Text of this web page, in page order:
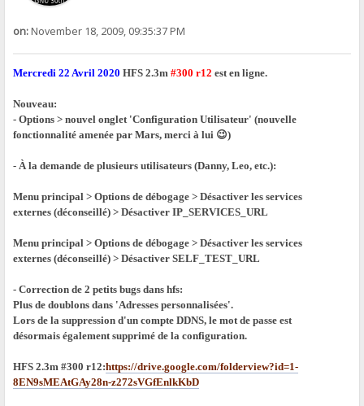
on:November 18, 2009, 09:35:37 PM
Mercredi 22 Avril 2020 HFS 2.3m#300 r12 est en ligne.
Nouveau:
- Options > nouvel onglet 'Configuration Utilisateur' (nouvelle
fonctionnalité amenée par Mars, merci à lui 😉)
- À la demande de plusieurs utilisateurs (Danny, Leo, etc.):
Menu principal > Options de débogage > Désactiver les services
externes (déconseillé) > Désactiver IP_SERVICES_URL
Menu principal > Options de débogage > Désactiver les services
externes (déconseillé) > Désactiver SELF_TEST_URL
- Correction de 2 petits bugs dans hfs:
Plus de doublons dans 'Adresses personnalisées'.
Lors de la suppression d'un compte DDNS, le mot de passe est
désormais également supprimé de la configuration.
HFS 2.3m #300 r12:https://drive.google.com/folderview?id=1-
8EN9sMEAtGAy28n-z272sVGfEnlkKbD